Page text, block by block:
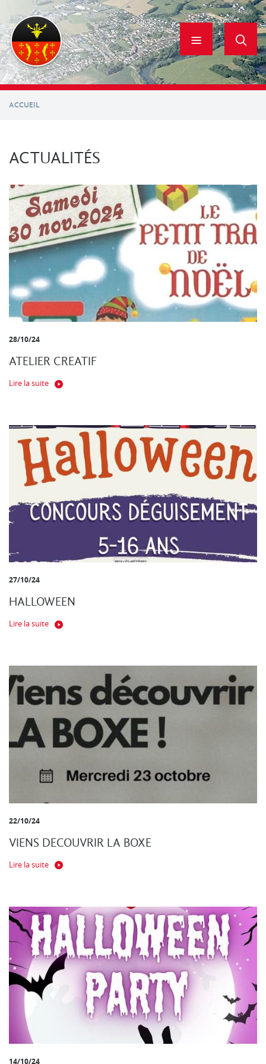
contenu
principal
ACCUEIL
ACTUALITÉS
28/10/24
ATELIER CREATIF
Lire la suite
27/10/24
HALLOWEEN
Lire la suite
22/10/24
VIENS DECOUVRIR LA BOXE
Lire la suite
14/10/24